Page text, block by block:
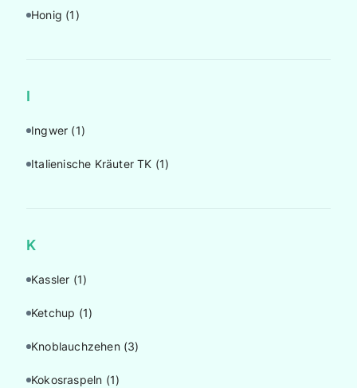
Honig (1)
I
Ingwer (1)
Italienische Kräuter TK (1)
K
Kassler (1)
Ketchup (1)
Knoblauchzehen (3)
Kokosraspeln (1)